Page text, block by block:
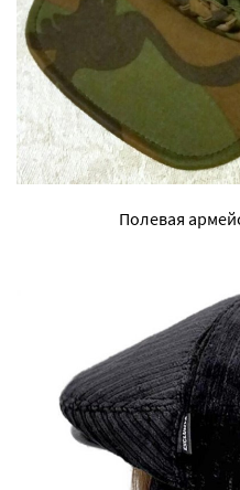
Полевая